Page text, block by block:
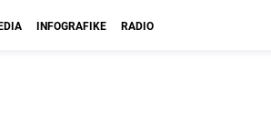
INFOGRAFIKE RADIO